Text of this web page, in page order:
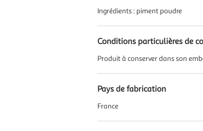
Ingrédients : piment poudre
Conditions particulières de
Produit à conserver dans son
Pays de fabrication
France